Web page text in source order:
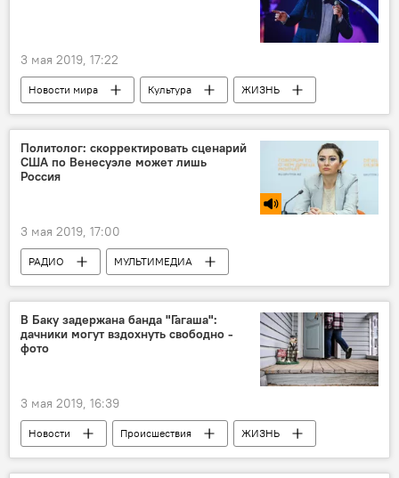
3 мая 2019, 17:22
Новости мира Культура
ЖИЗНЬ
Новости
Россия
За кулисами и в свете софитов
Политолог: скорректировать сценарий
США по Венесуэле может лишь
Россия
3 мая 2019, 17:00
РАДИО
МУЛЬТИМЕДИА
АНАЛИТИКА
Политика
Новости мира
Новости
В Баку задержана банда "Гагаша":
дачники могут вздохнуть свободно -
фото
3 мая 2019, 16:39
Новости Происшествия
ЖИЗНЬ
Азербайджан
Банда
задержание